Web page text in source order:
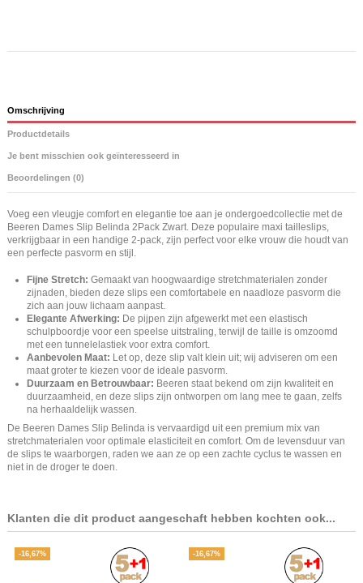
Omschrijving
Productdetails
Je bent misschien ook geïnteresseerd in
Beoordelingen (0)
Voeg een vleugje comfort en elegantie toe aan je ondergoedcollectie met de
Beeren Dames Slip Belinda 2Pack Zwart. Deze populaire maxi tailleslips,
verkrijgbaar in een handige 2-pack, zijn perfect voor elke vrouw die houdt van
een perfecte pasvorm en stijl.
Fijne Stretch: Gemaakt van hoogwaardige stretchmaterialen zonder
zijnaden, bieden deze slips een comfortabele en naadloze pasvorm die
zich aan jouw lichaam aanpast.
Elegante Afwerking: De pijpen zijn afgewerkt met een elastisch
schulpboordje voor een speelse uitstraling, terwijl de taille is omzoomd
met een tunnelelastiek voor extra comfort.
Aanbevolen Maat: Let op, deze slip valt klein uit; wij adviseren om een
maat groter te kiezen voor de ideale pasvorm.
Duurzaam en Betrouwbaar: Beeren staat bekend om zijn kwaliteit en
duurzaamheid, en deze slips zijn ontworpen om lang mee te gaan, zelfs
na herhaaldelijk wassen.
De Beeren Dames Slip Belinda is vervaardigd uit een premium mix van
stretchmaterialen voor optimale elasticiteit en comfort. Om de levensduur van
de slips te waarborgen, raden we aan ze op een zachte cyclus te wassen en
niet in de droger te doen.
Klanten die dit product aangeschaft hebben kochten ook...
-16,67% -16,67%